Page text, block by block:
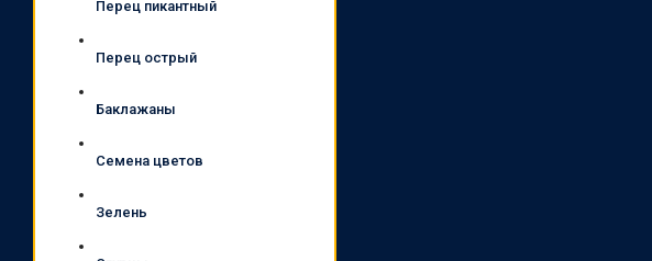
Перец пикантный
Перец острый
Баклажаны
Семена цветов
Зелень